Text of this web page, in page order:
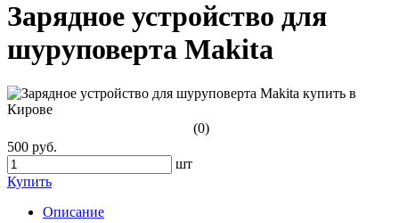
Зарядное устройство для
шуруповерта Makita
(0)
500 руб.
шт
Купить
Описание